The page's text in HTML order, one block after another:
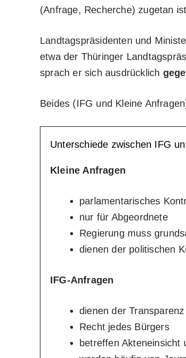
(Anfrage, Recherche) zugetan
Landtagspräsidenten und
etwa der Thüringer
sprach er sich ausdrücklich
Beides (IFG und Kleine
Unterschiede zwischen IFG
Kleine Anfragen
parlamentarisches
nur für Abgeordnete
Regierung muss
dienen der politischen
IFG-Anfragen
dienen der
Recht jedes Bürgers
betreffen Akteneinsicht